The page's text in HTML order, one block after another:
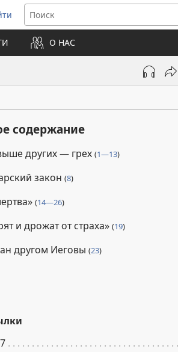
О НАС
содержание
других — грех (1—13)
закон (8)
(14—26)
и дрожат от страха» (19)
другом Иеговы (23)